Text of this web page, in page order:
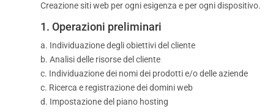
Creazione siti web per ogni esigenza e per ogni dispositivo.
1. Operazioni preliminari
a. Individuazione degli obiettivi del cliente
b. Analisi delle risorse del cliente
c. Individuazione dei nomi dei prodotti e/o delle aziende
c. Ricerca e registrazione dei domini web
d. Impostazione del piano hosting